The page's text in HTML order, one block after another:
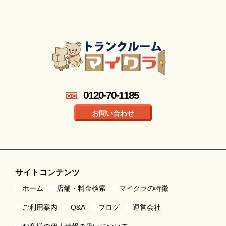
0120-70-1185
お問い合わせ
サイトコンテンツ
ホーム 店舗・料金検索 マイクラの特徴
ご利用案内 Q&A ブログ 運営会社